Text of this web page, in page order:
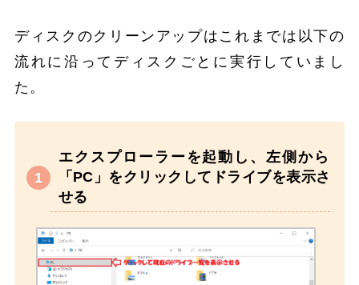
ディスクのクリーンアップはこれまでは以下の
流れに沿ってディスクごとに実行していまし
た。
エクスプローラーを起動し、左側から
「PC」をクリックしてドライブを表示さ
せる